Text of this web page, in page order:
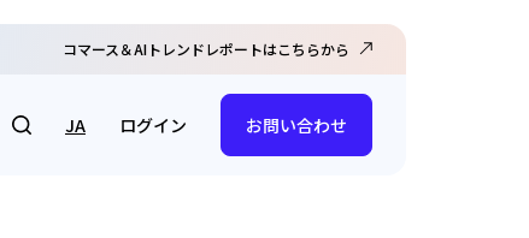
コマース＆AIトレンドレポートはこちらから
JA ログイン お問い合わせ